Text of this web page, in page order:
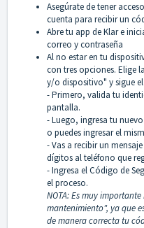
Asegúrate de tener
cuenta para recibir un
Abre tu app de Klar e
correo y contraseña
Al no estar en tu
con tres opciones. Elige
y/o dispositivo" y sigue
- Primero, valida tu
pantalla.
- Luego, ingresa tu
o puedes ingresar el
- Vas a recibir un
dígitos al teléfono que
- Ingresa el Código de
el proceso.
NOTA: Es muy
mantenimiento", ya que
de manera correcta tu